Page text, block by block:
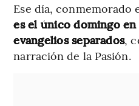
Ese día, conmemorado
es el único domingo
evangelios separados,
narración de la Pasión.